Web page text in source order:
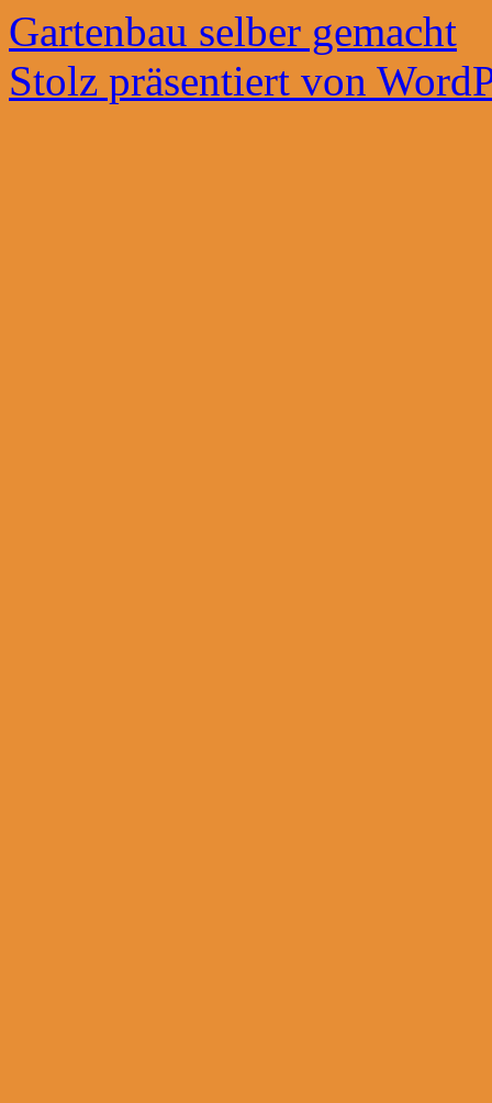
Gartenbau selber gemacht
Stolz präsentiert von